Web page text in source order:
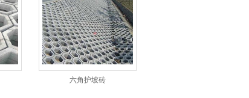
六角护坡砖